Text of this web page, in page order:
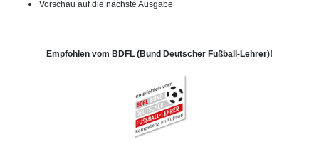
Vorschau auf die nächste Ausgabe
Empfohlen vom BDFL (Bund Deutscher Fußball-Lehrer)!